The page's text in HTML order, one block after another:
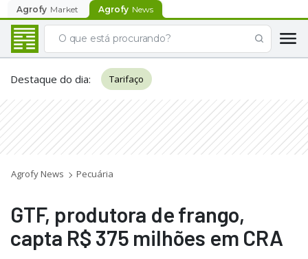
Agrofy Market Agrofy News
Destaque do dia: Tarifaço
Agrofy News Pecuária
GTF, produtora de frango,
capta R$ 375 milhões em CRA